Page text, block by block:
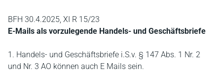
BFH 30.4.2025, XI R 15/23
E-Mails als vorzulegende Handels- und Geschäftsbriefe
1. Handels- und Geschäftsbriefe i.S.v. § 147 Abs. 1 Nr. 2
und Nr. 3 AO können auch E Mails sein.